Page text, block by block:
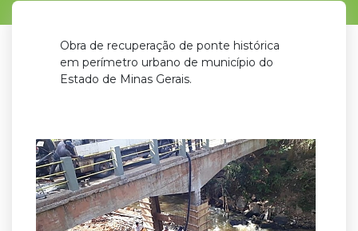
Obra de recuperação de ponte histórica
em perímetro urbano de município do
Estado de Minas Gerais.